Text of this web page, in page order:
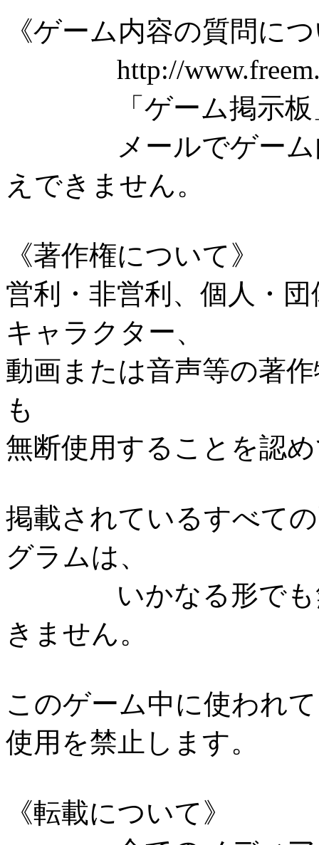
《ゲーム内容の質問に
http://
「ゲーム掲示板」
メールでゲーム内
えできません。
《著作権について》
営利・非営利、個人・
キャラクター、
動画または音声等の著
も
無断使用することを認
掲載されているすべて
グラムは、
いかなる形でも無
きません。
このゲーム中に使われ
使用を禁止します。
《転載について》